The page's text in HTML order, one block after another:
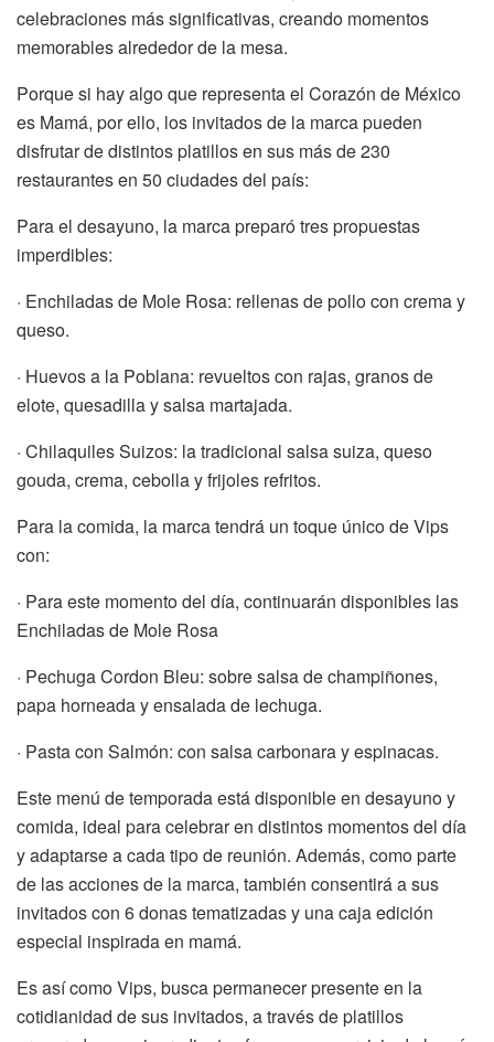
celebraciones más significativas, creando momentos
memorables alrededor de la mesa.
Porque si hay algo que representa el Corazón de México
es Mamá, por ello, los invitados de la marca pueden
disfrutar de distintos platillos en sus más de 230
restaurantes en 50 ciudades del país:
Para el desayuno, la marca preparó tres propuestas
imperdibles:
· Enchiladas de Mole Rosa: rellenas de pollo con crema y
queso.
· Huevos a la Poblana: revueltos con rajas, granos de
elote, quesadilla y salsa martajada.
· Chilaquiles Suizos: la tradicional salsa suiza, queso
gouda, crema, cebolla y frijoles refritos.
Para la comida, la marca tendrá un toque único de Vips
con:
· Para este momento del día, continuarán disponibles las
Enchiladas de Mole Rosa
· Pechuga Cordon Bleu: sobre salsa de champiñones,
papa horneada y ensalada de lechuga.
· Pasta con Salmón: con salsa carbonara y espinacas.
Este menú de temporada está disponible en desayuno y
comida, ideal para celebrar en distintos momentos del día
y adaptarse a cada tipo de reunión. Además, como parte
de las acciones de la marca, también consentirá a sus
invitados con 6 donas tematizadas y una caja edición
especial inspirada en mamá.
Es así como Vips, busca permanecer presente en la
cotidianidad de sus invitados, a través de platillos